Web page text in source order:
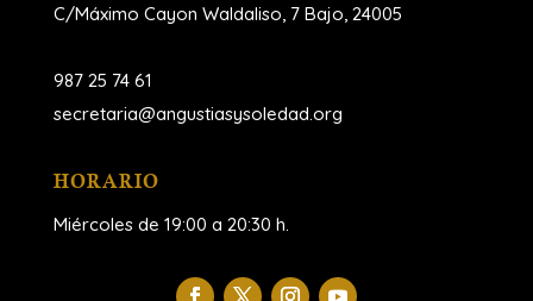
C/Máximo Cayon Waldaliso, 7 Bajo, 24005
987 25 74 61
secretaria@angustiasysoledad.org
HORARIO
Miércoles de 19:00 a 20:30 h.